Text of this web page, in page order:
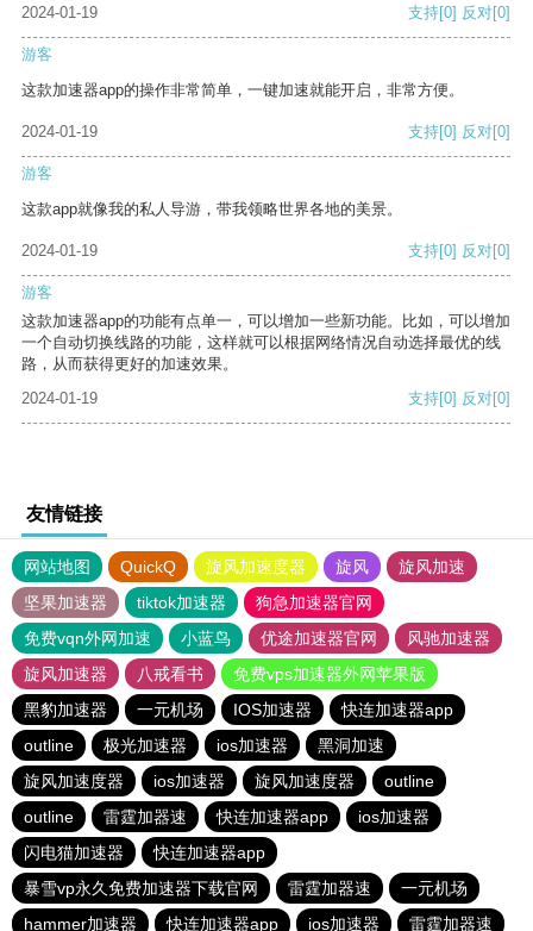
2024-01-19
支持[0] 反对[0]
游客
这款加速器app的操作非常简单，一键加速就能开启，非常方便。
2024-01-19 支持[0] 反对[0]
游客
这款app就像我的私人导游，带我领略世界各地的美景。
2024-01-19 支持[0] 反对[0]
游客
这款加速器app的功能有点单一，可以增加一些新功能。比如，可以增加
一个自动切换线路的功能，这样就可以根据网络情况自动选择最优的线
路，从而获得更好的加速效果。
2024-01-19
支持[0] 反对[0]
友情链接
网站地图 QuickQ 旋风加速度器 旋风
旋风加速
坚果加速器
tiktok加速器
狗急加速器官网
免费vqn外网加速
小蓝鸟 优途加速器官网
风驰加速器
旋风加速器
八戒看书
免费vps加速器外网苹果版
黑豹加速器
一元机场 IOS加速器
快连加速器app
outline
极光加速器 ios加速器
黑洞加速
旋风加速度器
ios加速器 旋风加速度器
outline
outline
雷霆加器速 快连加速器app
ios加速器
闪电猫加速器
快连加速器app
暴雪vp永久免费加速器下载官网
雷霆加器速
一元机场
hammer加速器
快连加速器app ios加速器 雷霆加器速